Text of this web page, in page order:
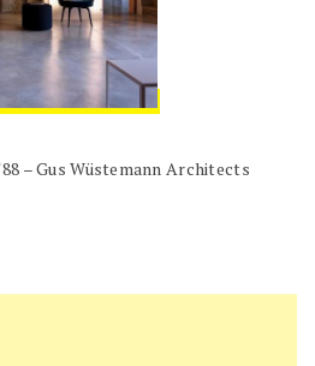
– Gus Wüstemann Architects